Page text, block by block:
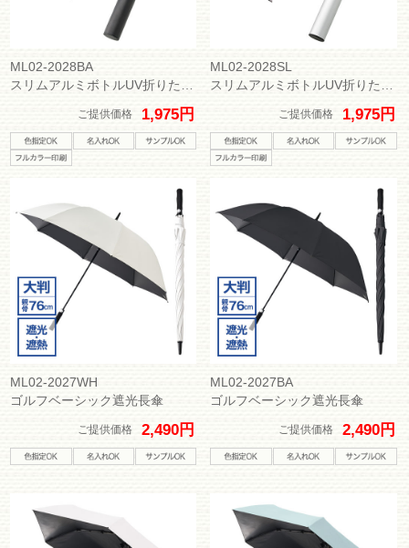
ML02-2028BA
ご提供価格 1,975円
ML02-2028SL
ご提供価格 1,975円
ML02-2027WH
ゴルフベーシック遮光長傘
ご提供価格 2,490円
ML02-2027BA
ゴルフベーシック遮光長傘
ご提供価格 2,490円